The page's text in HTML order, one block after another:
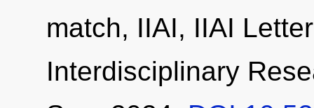
match, IIAI, IIAI
Interdisciplinary